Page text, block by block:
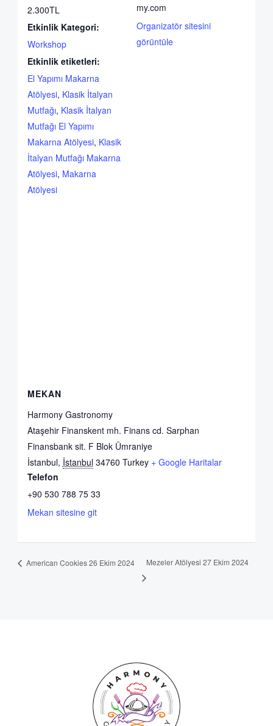
2.300TL
Etkinlik Kategori:
Workshop
Etkinlik etiketleri:
El Yapımı Makarna
Atölyesi, Klasik İtalyan
Mutfağı, Klasik İtalyan
Mutfağı El Yapımı
Makarna Atölyesi, Klasik
İtalyan Mutfağı Makarna
Atölyesi, Makarna
Atölyesi
my.com
Organizatör sitesini
görüntüle
MEKAN
Harmony Gastronomy
Ataşehir Finanskent mh. Finans cd. Sarphan
Finansbank sit. F Blok Ümraniye
İstanbul, İstanbul 34760 Turkey + Google Haritalar
Telefon
+90 530 788 75 33
Mekan sitesine git
American Cookies 26 Ekim 2024 Mezeler Atölyesi 27 Ekim 2024